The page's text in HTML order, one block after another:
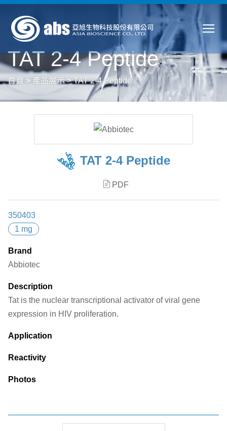
TAT 2-4 Peptide
首頁 > 產品展示>TAT 2-4 Peptide
TAT 2-4 Peptide
PDF
350403
1 mg
Brand
Abbiotec
Description
Tat is the nuclear transcriptional activator of viral gene
expression in HIV proliferation.
Application
Reactivity
Photos